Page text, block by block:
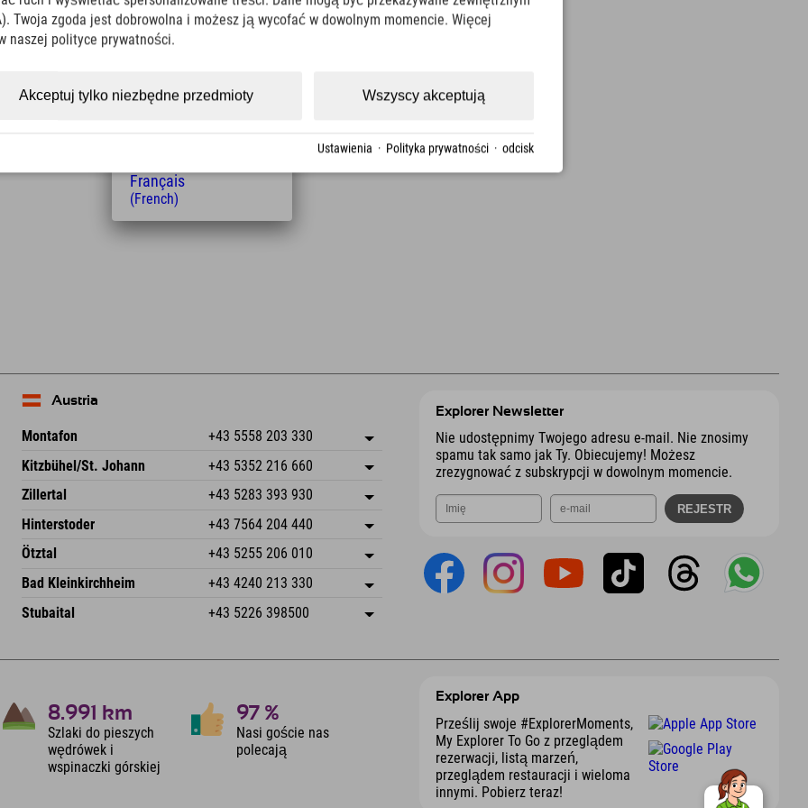
Austria
Montafon +43 5558 203 330
Dorfstr. 127b
6793 Gaschurn/Montafon
Austria
Zapisz adres
Książka
Kitzbühel/St. Johann +43 5352 216 660
Speckbacherstraße 87
Austria
Zapisz adres
Książka
Zillertal +43 5283 393 930
Schmiedau 2
Austria
Zapisz adres
Książka
Hinterstoder +43 7564 204 440
Freizeitpark 10
Austria
Zapisz adres
Książka
Ötztal +43 5255 206 010
Gscheat 14
Austria
Zapisz adres
Książka
Bad Kleinkirchheim +43 4240 213 330
Dorfstraße 24
Zapisz adres
Wyślij e-mail
Stubaital +43 5226 398500
Explorer Newsletter
Nie udostępnimy Twojego adresu e-mail. Nie znosimy
spamu tak samo jak Ty. Obiecujemy! Możesz
zrezygnować z subskrypcji w dowolnym momencie.
Explorer App
Prześlij swoje #ExplorerMoments,
My Explorer To Go z przeglądem
rezerwacji, listą marzeń,
przeglądem restauracji i wieloma
innymi. Pobierz teraz!
8.991 km
Szlaki do pieszych
wędrówek i
wspinaczki górskiej
97 %
Nasi goście nas
polecają
Twoja zgoda jest dobrowolna i możesz ją wycofać w dowolnym momencie. Więcej
naszej polityce prywatności.
Wszyscy akceptują
Akceptuj tylko niezbędne przedmioty
Ustawienia · Polityka prywatności · odcisk
(Italian)
Čeština
(Polish)
Magyar
Français
(French)